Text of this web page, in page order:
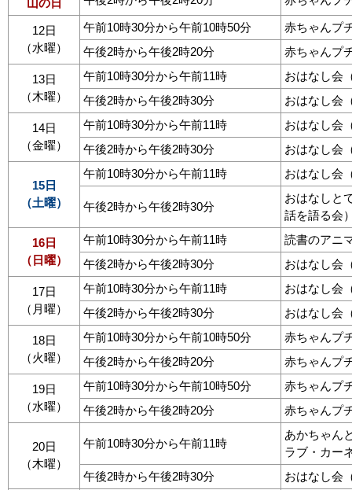
12日
（水曜）
午前10時30分から午前10時50分
赤ちゃんプ
午後2時から午後2時20分
赤ちゃんプ
13日
（木曜）
午前10時30分から午前11時
おはなし会
午後2時から午後2時30分
おはなし会
14日
（金曜）
午前10時30分から午前11時
おはなし会
午後2時から午後2時30分
おはなし会
15日
（土曜）
午前10時30分から午前11時 おはなし会
午後2時から午後2時30分
おはなしと
話を語る会
16日
（日曜）
午前10時30分から午前11時
読書のアニ
午後2時から午後2時30分
おはなし会
17日
（月曜）
午前10時30分から午前11時
おはなし会
午後2時から午後2時30分
おはなし会
18日
（火曜）
午前10時30分から午前10時50分
赤ちゃんプ
午後2時から午後2時20分
赤ちゃんプ
19日
（水曜）
午前10時30分から午前10時50分
赤ちゃんプ
午後2時から午後2時20分
赤ちゃんプ
20日
（木曜）
午前10時30分から午前11時
あかちゃん
ラブ・カー
午後2時から午後2時30分
おはなし会